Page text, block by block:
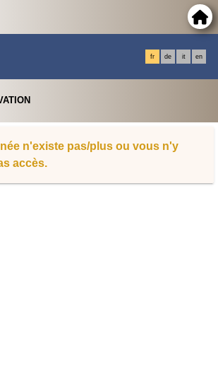
fr de it en
n'existe pas/plus ou vous n'y
accès.